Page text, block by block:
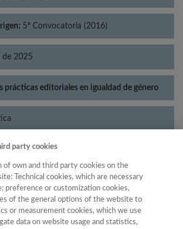
5ª Convocatoria (2016)
de 2025
prácticas editoriales en igualdad de género
Filtrar
party cookies
of own and third party cookies on the
Technical cookies, which are necessary
preference or customization cookies,
of the general options of the website to
or measurement cookies, which we use
data on website usage and statistics,